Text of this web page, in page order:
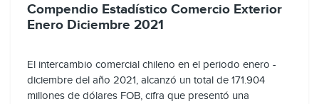
Compendio Estadístico Comercio Exterior
Enero Diciembre 2021
El intercambio comercial chileno en el periodo enero -
diciembre del año 2021, alcanzó un total de 171.904
millones de dólares FOB, cifra que presentó una